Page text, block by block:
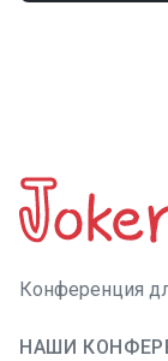
Конференция
НАШИ